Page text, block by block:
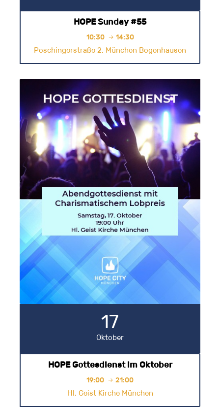
HOPE Sunday #55
10:30  14:30
Poschingerstraße 2, München Bogenhausen
17
Oktober
HOPE Gottesdienst im Oktober
19:00  21:00
Hl. Geist Kirche München